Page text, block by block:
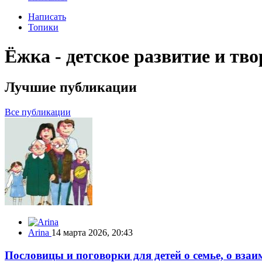
Написать
Топики
Ёжка - детское развитие и
Лучшие публикации
Все публикации
Arina 14 марта 2026, 20:43
Пословицы и поговорки для детей о семье, о